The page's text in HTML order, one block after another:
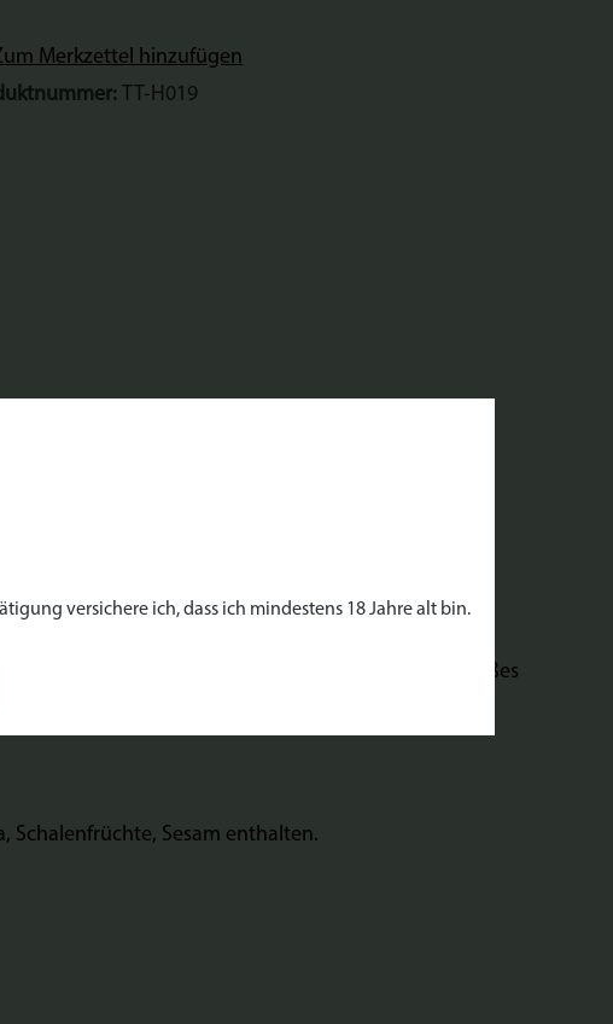
Merkzettel hinzufügen
TT-H019
Käse und Schinken. Der Mix ist für kaltes und heißes
Schalenfrüchte, Sesam enthalten.
versichere ich, dass ich mindestens 18 Jahre alt bin.